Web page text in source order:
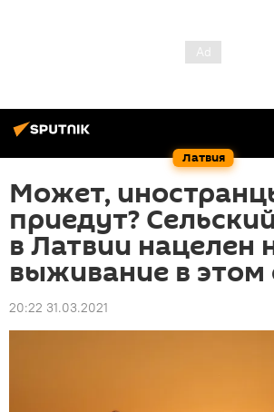
Латвия
Может,
приедут?
в Латвии нацелен
выживание в этом
20:22 31.03.2021